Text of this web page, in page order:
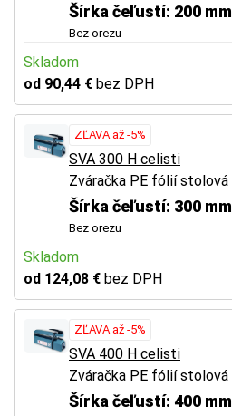
Šírka čeľustí: 200 mm
Bez orezu
Skladom
od 90,44 € bez DPH
ZĽAVA až -5%
SVA 300 H celisti
Zváračka PE fólií stolová
Šírka čeľustí: 300 mm
Bez orezu
Skladom
od 124,08 € bez DPH
ZĽAVA až -5%
SVA 400 H celisti
Zváračka PE fólií stolová
Šírka čeľustí: 400 mm